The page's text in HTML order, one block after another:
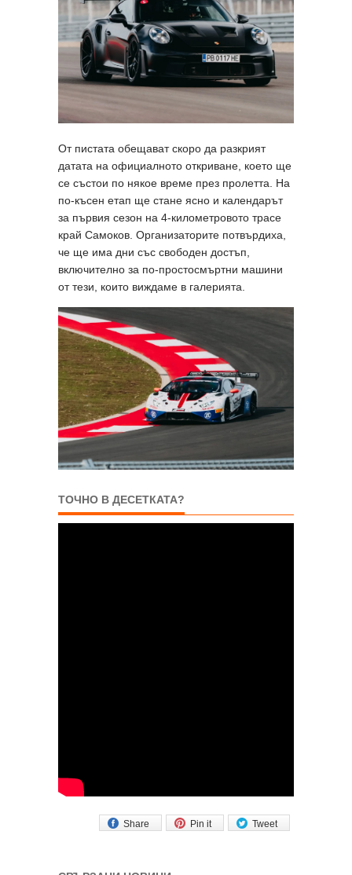
От пистата обещават скоро да разкрият
датата на официалното откриване, което ще
се състои по някое време през пролетта. На
по-късен етап ще стане ясно и календарът
за първия сезон на 4-километровото трасе
край Самоков. Организаторите потвърдиха,
че ще има дни със свободен достъп,
включително за по-простосмъртни машини
от тези, които виждаме в галерията.
ТОЧНО В ДЕСЕТКАТА?
Tweet
Pin it
Share